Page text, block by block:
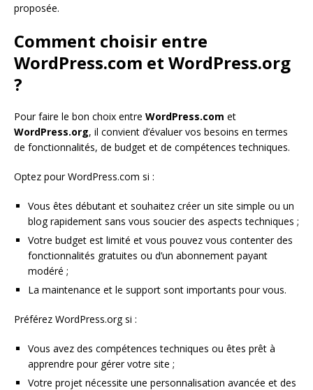
proposée.
Comment choisir entre
WordPress.com et WordPress.org
?
Pour faire le bon choix entre WordPress.com et
WordPress.org, il convient d’évaluer vos besoins en termes
de fonctionnalités, de budget et de compétences techniques.
Optez pour WordPress.com si :
Vous êtes débutant et souhaitez créer un site simple ou un
blog rapidement sans vous soucier des aspects techniques ;
Votre budget est limité et vous pouvez vous contenter des
fonctionnalités gratuites ou d’un abonnement payant
modéré ;
La maintenance et le support sont importants pour vous.
Préférez WordPress.org si :
Vous avez des compétences techniques ou êtes prêt à
apprendre pour gérer votre site ;
Votre projet nécessite une personnalisation avancée et des